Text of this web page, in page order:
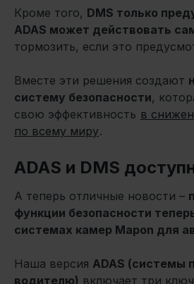
Кроме того, DMS только
ADAS может действовать
тормозить, если это
Вместе эти решения создают
систему безопасности,
свою эффективность в
по всему миру.
ADAS и DMS
А теперь отличные новости –
функции безопасности
системах камер Mapon для
Наша версия ADAS (системы
водителю) включает три